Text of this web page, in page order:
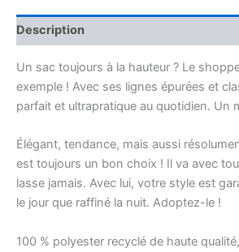
Description
Un sac toujours à la hauteur ? Le
exemple ! Avec ses lignes épurées et
parfait et ultrapratique au quotidien. Un
Élégant, tendance, mais aussi
est toujours un bon choix ! Il va avec
lasse jamais. Avec lui, votre style est
le jour que raffiné la nuit. Adoptez-le !
100 % polyester recyclé de haute